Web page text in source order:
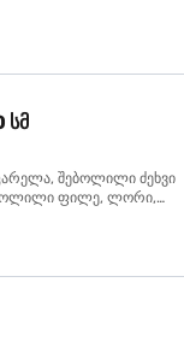
სმ
შებოლილი ძეხვი
ფილე, ლორი,